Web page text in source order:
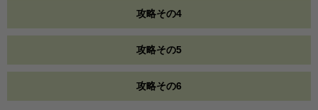
攻略その4
攻略その5
攻略その6